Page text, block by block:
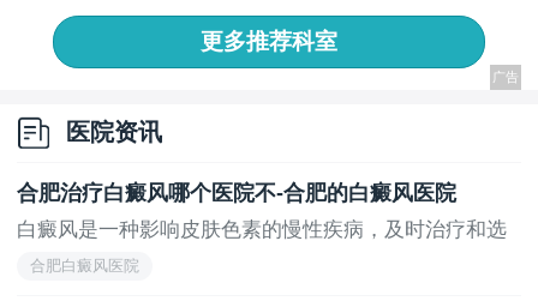
科 风
更多推荐科室
医院资讯
合肥治疗白癜风哪个医院不-合肥的白癜风医院
白癜风是一种影响皮肤色素的慢性疾病，及时治疗和选
合肥白癜风医院